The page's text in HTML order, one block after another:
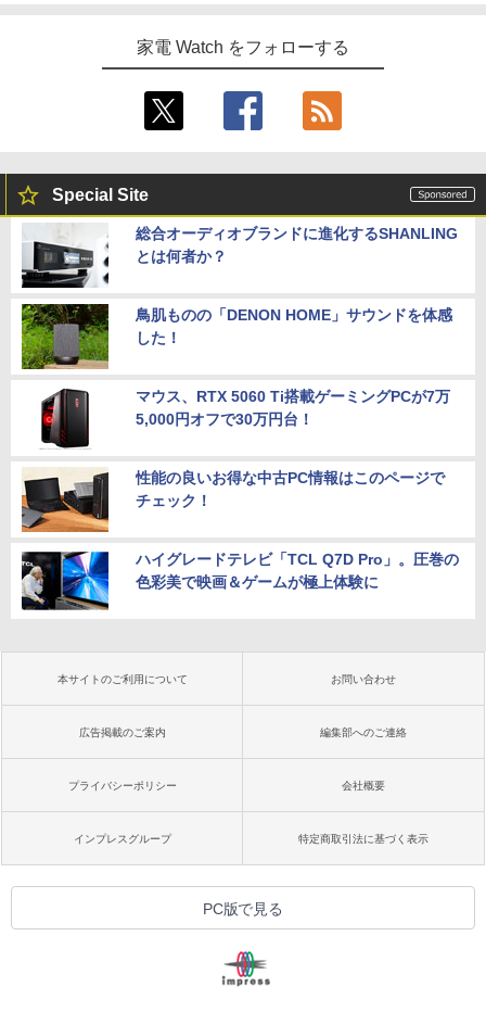
家電 Watch をフォローする
Special Site
総合オーディオブランドに進化するSHANLING
とは何者か？
鳥肌ものの「DENON HOME」サウンドを体感
した！
マウス、RTX 5060 Ti搭載ゲーミングPCが7万
5,000円オフで30万円台！
性能の良いお得な中古PC情報はこのページで
チェック！
ハイグレードテレビ「TCL Q7D Pro」。圧巻の
色彩美で映画＆ゲームが極上体験に
本サイトのご利用について お問い合わせ
広告掲載のご案内 編集部へのご連絡
プライバシーポリシー 会社概要
インプレスグループ 特定商取引法に基づく表示
PC版で見る